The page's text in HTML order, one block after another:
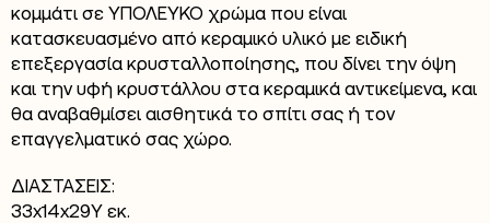
κομμάτι σε ΥΠΟΛΕΥΚΟ χρώμα που είναι
κατασκευασμένο από κεραμικό υλικό με ειδική
επεξεργασία κρυσταλλοποίησης, που δίνει την όψη
και την υφή κρυστάλλου στα κεραμικά αντικείμενα, και
θα αναβαθμίσει αισθητικά το σπίτι σας ή τον
επαγγελματικό σας χώρο.
ΔΙΑΣΤΑΣΕΙΣ:
33x14x29Υ εκ.